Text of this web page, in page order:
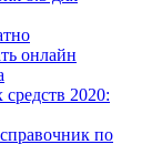
онлайн
2020:
по